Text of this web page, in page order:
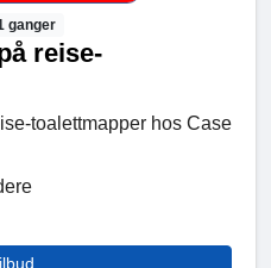
ganger
reise-
toalettmapper hos Case